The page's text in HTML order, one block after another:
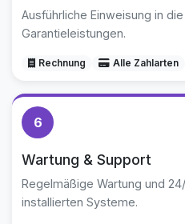
Ausführliche Einweisung in
Garantieleistungen.
Rechnung Alle Zahlarten
6
Wartung & Support
Regelmäßige Wartung und
installierten Systeme.